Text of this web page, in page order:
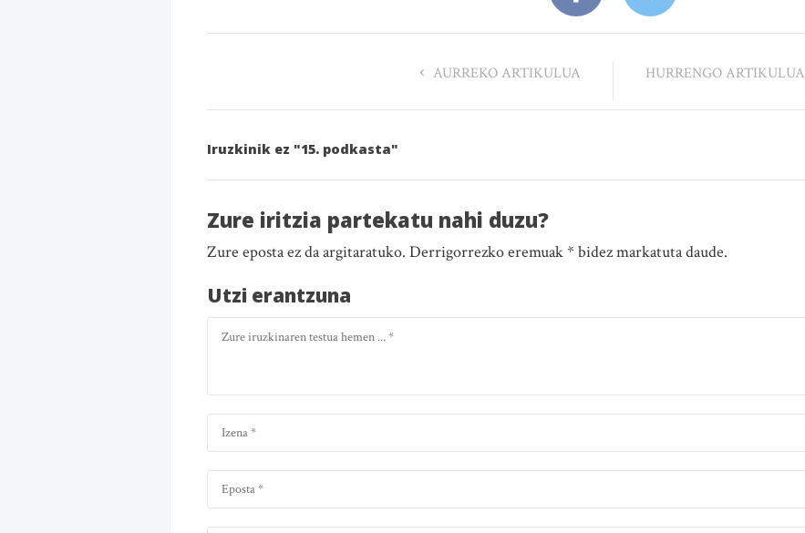
AURREKO ARTIKULUA HURRENGO ARTIKULUA
Iruzkinik ez "15. podkasta"
Zure iritzia partekatu nahi duzu?
Zure eposta ez da argitaratuko. Derrigorrezko eremuak * bidez markatuta daude.
Utzi erantzuna